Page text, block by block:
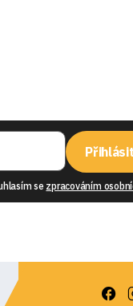
Přihlásit
se zpracováním